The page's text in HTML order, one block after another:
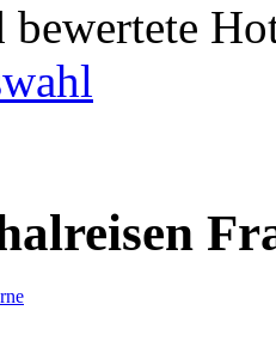
bewertete